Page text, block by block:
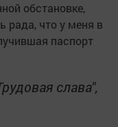
обстановке,
рада, что у меня в
паспорт
слава",